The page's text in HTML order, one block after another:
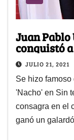
Juan
conquistó
JULIO 21, 2021
Se hizo
'Nacho' en Sin
consagra en el
ganó un